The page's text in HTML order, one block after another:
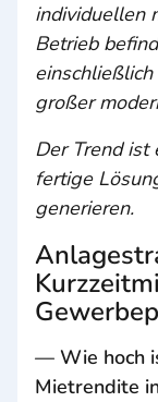
individuellen
Betrieb
großer
Der Trend ist
fertige
generieren.
— Wie hoch
Mietrendite